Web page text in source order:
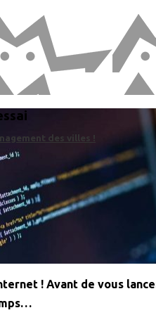
des villes !
! Avant de vous